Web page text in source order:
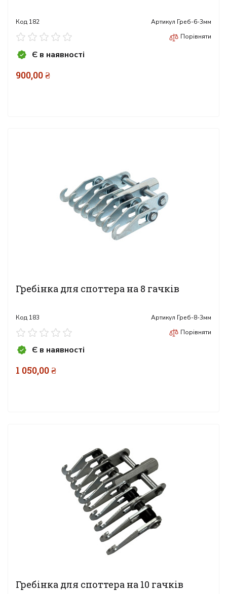
Код 182 Артикул Греб-6-3мм
Порівняти
Є в наявності
900,00 ₴
Гребінка для споттера на 8 гачків
Код 183 Артикул Греб-8-3мм
Порівняти
Є в наявності
1 050,00 ₴
Гребінка для споттера на 10 гачків